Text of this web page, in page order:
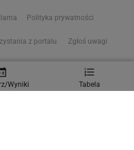
Wyniki Tabela
Polityka prywatności
z portalu Zgłoś uwagi